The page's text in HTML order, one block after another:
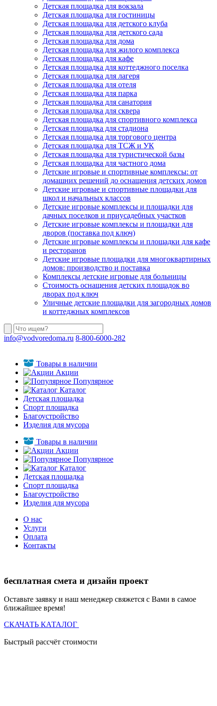
Детская площадка для вокзала
Детская площадка для гостиницы
Детская площадка для детского клуба
Детская площадка для детского сада
Детская площадка для дома
Детская площадка для жилого комплекса
Детская площадка для кафе
Детская площадка для коттеджного поселка
Детская площадка для лагеря
Детская площадка для отеля
Детская площадка для парка
Детская площадка для санатория
Детская площадка для сквера
Детская площадка для спортивного комплекса
Детская площадка для стадиона
Детская площадка для торгового центра
Детская площадка для ТСЖ и УК
Детская площадка для туристической базы
Детская площадка для частного дома
Детские игровые и спортивные комплексы: от
домашних решений до оснащения детских домов
Детские игровые и спортивные площадки для
школ и начальных классов
Детские игровые комплексы и площадки для
дачных поселков и приусадебных участков
Детские игровые комплексы и площадки для
дворов (поставка под ключ)
Детские игровые комплексы и площадки для кафе
и ресторанов
Детские игровые площадки для многоквартирных
домов: производство и поставка
Комплексы детские игровые для больницы
Стоимость оснащения детских площадок во
дворах под ключ
Уличные детские площадки для загородных домов
и коттеджных комплексов
info@vodvoredoma.ru 8-800-6000-282
Товары в наличии
Акции
Популярное
Каталог
Детская площадка
Спорт площадка
Благоустройство
Изделия для мусора
Товары в наличии
Акции
Популярное
Каталог
Детская площадка
Спорт площадка
Благоустройство
Изделия для мусора
О нас
Услуги
Оплата
Контакты
бесплатная смета и дизайн проект
Оставьте заявку и наш менеджер свяжется с Вами в самое
ближайшее время!
СКАЧАТЬ КАТАЛОГ
Быстрый рассчёт стоимости